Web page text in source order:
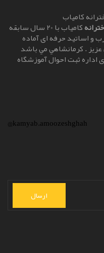
کامياب
کامياب با 20 سال سابقه
و اساتيد حرفه ای آماده
. کرمانشاهي مي باشد
اداره ثبت احوال آموزشگاه
@kamyab.amoozeshghah
ارسال